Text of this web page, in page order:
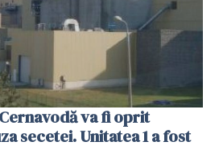
va fi oprit
secetei. Unitatea 1 a fost